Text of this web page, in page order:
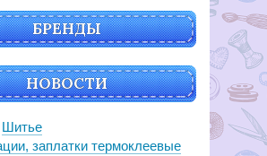
БРЕНДЫ
НОВОСТИ
Шитье
заплатки термоклеевые